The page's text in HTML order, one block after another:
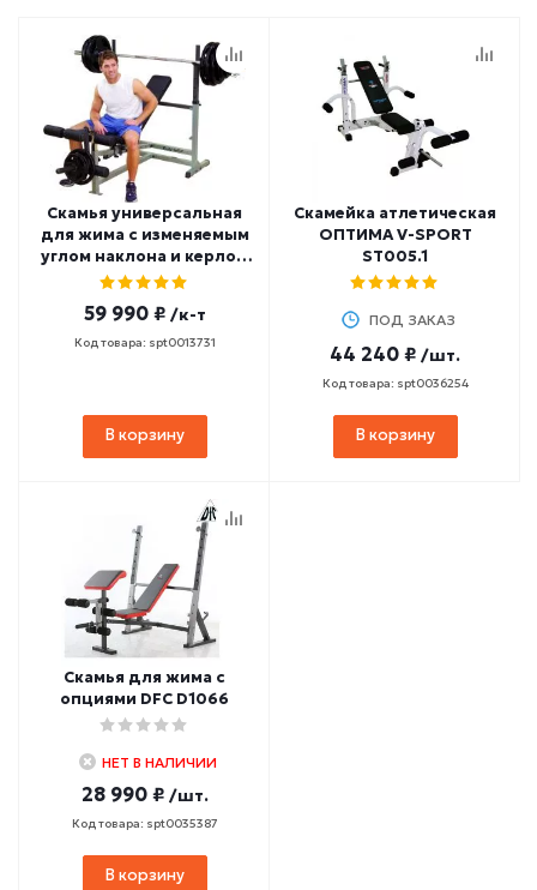
Скамья универсальная
для жима с изменяемым
углом наклона и керлом
для ног BODY-SOLID
59 990 ₽ /к-т
Код товара: spt0013731
В корзину
Скамейка атлетическая
ОПТИМА V-SPORT
ST005.1
ПОД ЗАКАЗ
44 240 ₽ /шт.
Код товара: spt0036254
В корзину
Скамья для жима с
опциями DFC D1066
НЕТ В НАЛИЧИИ
28 990 ₽ /шт.
Код товара: spt0035387
В корзину